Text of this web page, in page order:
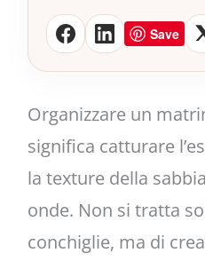
Save
Organizzare un
significa catturare
la texture della
onde. Non si tratta
conchiglie, ma di